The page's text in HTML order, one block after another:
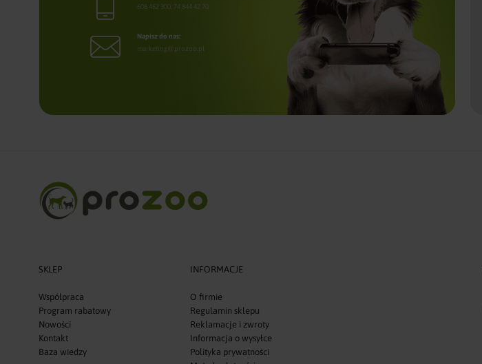
608 462 300 74 844 42 70
Napisz do nas:
marketing@prozoo.pl
SKLEP
Współpraca
Program rabatowy
Nowości
Kontakt
Baza wiedzy
INFORMACJE
O firmie
Regulamin sklepu
Reklamacje i zwroty
Informacja o wysyłce
Polityka prywatności